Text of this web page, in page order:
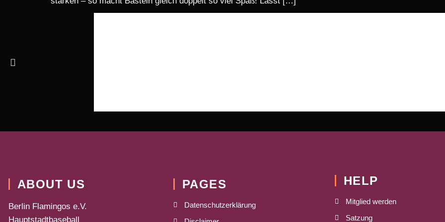
ABOUT US
Berlin Flamingos e.V.
Hauptstadtbaseball
PAGES
Datenschutzerklärung
HELP
Mitglied werden
Satzung